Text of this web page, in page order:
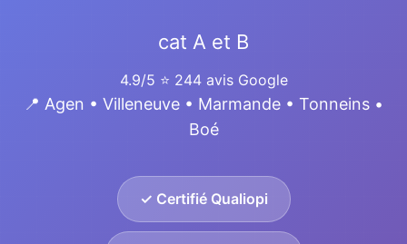
cat A et B
4.9/5 ⭐ 244 avis Google
📍 Agen • Villeneuve • Marmande • Tonneins •
Boé
✓ Certifié Qualiopi